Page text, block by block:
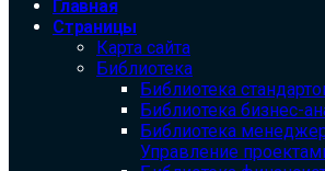
Главная
Страницы
Карта сайта
Библиотека
Библиотека
Библиотека бизнес-
Библиотека
Управление